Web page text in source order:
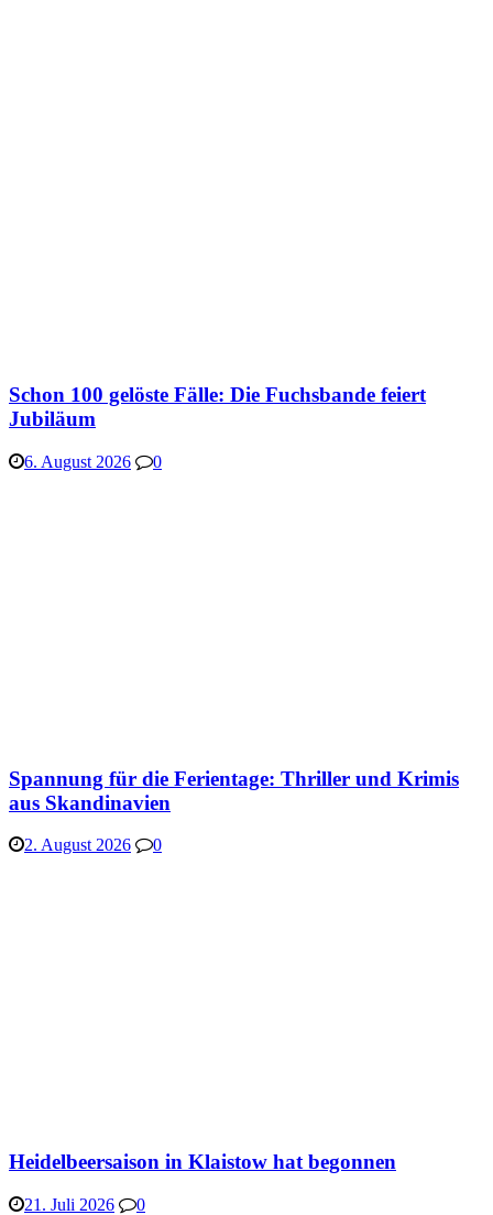
Schon 100 gelöste Fälle: Die Fuchsbande feiert
Jubiläum
6. August 2026 0
Spannung für die Ferientage: Thriller und Krimis
aus Skandinavien
2. August 2026 0
Heidelbeersaison in Klaistow hat begonnen
21. Juli 2026 0